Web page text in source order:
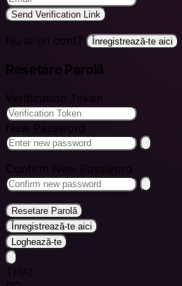
Send Verification Link
Nu ai un cont? Înregistrează-te aici
Resetare Parolă
Verification Token
New Password
Confirm New Password
Resetare Parolă
Înregistrează-te aici
Loghează-te
THAI